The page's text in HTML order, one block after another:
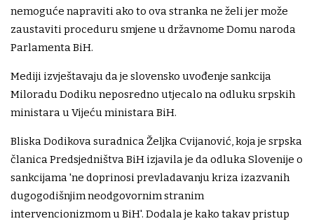
nemoguće napraviti ako to ova stranka ne želi jer može
zaustaviti proceduru smjene u državnome Domu naroda
Parlamenta BiH.
Mediji izvještavaju da je slovensko uvođenje sankcija
Miloradu Dodiku neposredno utjecalo na odluku srpskih
ministara u Vijeću ministara BiH.
Bliska Dodikova suradnica Željka Cvijanović, koja je srpska
članica Predsjedništva BiH izjavila je da odluka Slovenije o
sankcijama 'ne doprinosi prevladavanju kriza izazvanih
dugogodišnjim neodgovornim stranim
intervencionizmom u BiH'. Dodala je kako takav pristup